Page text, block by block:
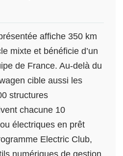
affiche 350 km
mixte et bénéficie d’un
de France. Au-delà du
cible aussi les
structures
chacune 10
électriques en prêt
Electric Club,
numériques de gestion